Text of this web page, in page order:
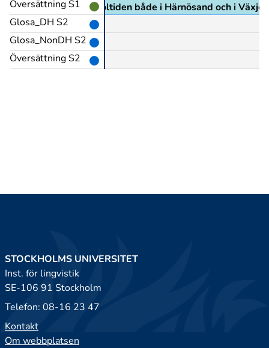
Översättning S1
Glosa_DH S2
Glosa_NonDH S2
Översättning S2
och med skoltiden både i Härnösand och i
STOCKHOLMS UNIVERSITET
Inst. för lingvistik
SE-106 91 Stockholm
Telefon: 08-16 23 47
Kontakt
Om webbplatsen